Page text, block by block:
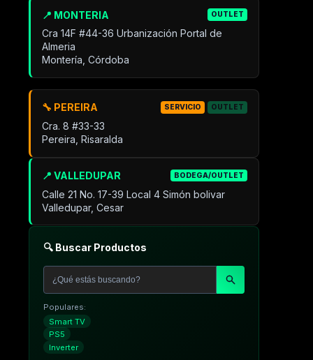
📍 MONTERIA OUTLET
Cra 14F #44-36 Urbanización Portal de
Almeria
Montería, Córdoba
📍 VALLEDUPAR BODEGA/OUTLET
Calle 21 No. 17-39 Local 4 Simón bolivar
Valledupar, Cesar
🔧 PEREIRA SERVICIO OUTLET
Cra. 8 #33-33
Pereira, Risaralda
🔍 Buscar Productos
Populares:
Smart TV
PS5
Inverter